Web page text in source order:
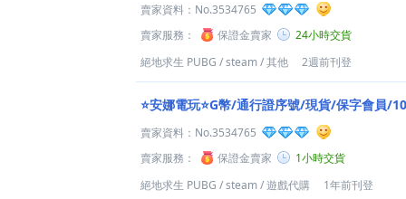
賣家資料： No.3534765
賣家服務：
保證金賣家
24小時交貨
絕地求生 PUBG /steam/其他 2週前刊登
⭐安娜電玩⭐G幣/通行證序號/現貨/保字會員/
賣家資料： No.3534765
賣家服務：
保證金賣家
1小時交貨
絕地求生 PUBG /steam/遊戲代購 1年前刊登